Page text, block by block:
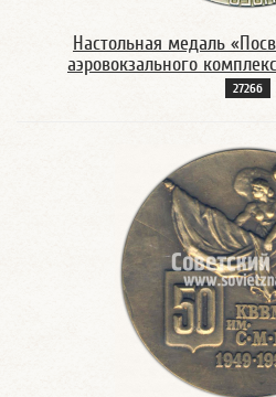
Настольная медаль
аэровокзального
2726б